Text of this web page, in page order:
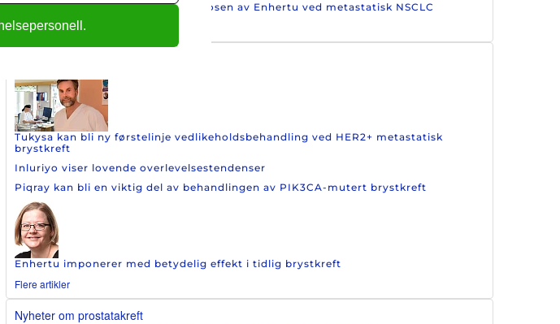
Nye data favoriserer den laveste dosen av Enhertu ved metastatisk NSCLC
Flere artikler
Tukysa kan bli ny førstelinje vedlikeholdsbehandling ved HER2+ metastatisk
brystkreft
Inluriyo viser lovende overlevelsestendenser
Piqray kan bli en viktig del av behandlingen av PIK3CA-mutert brystkreft
Enhertu imponerer med betydelig effekt i tidlig brystkreft
Flere artikler
Nyheter om prostatakreft